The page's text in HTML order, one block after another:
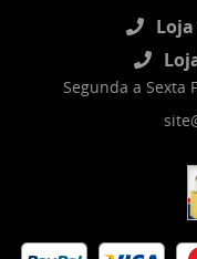
Segunda a Sexta